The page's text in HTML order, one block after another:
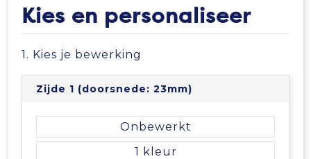
Spellen voor binnen en buiten
Veiligheid, Auto en Fiets
Vrije tijd en Strand
Sweaters
Veiligheidssignalering en Verlichting
Veiligheidsvesten en Veiligheidshesjes
Opbergtassen
Papieren tassen
Picknicktassen en manden
Kies en personaliseer
1. Kies je bewerking
Zijde 1 (doorsnede: 23mm)
Onbewerkt
1